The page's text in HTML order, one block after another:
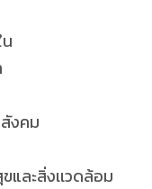
งคม
ละสิ่งเเวดล้อม